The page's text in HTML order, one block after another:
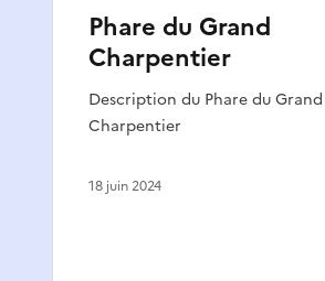
Phare du Grand
Charpentier
Description du Phare du Grand
Charpentier
18 juin 2024